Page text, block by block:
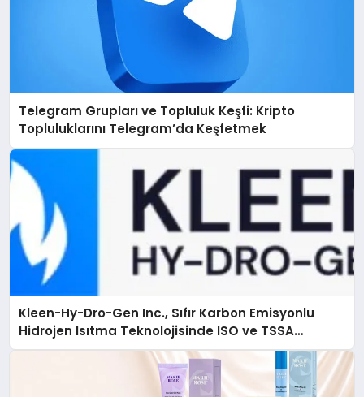
Telegram Grupları ve Topluluk Keşfi: Kripto
Topluluklarını Telegram’da Keşfetmek
Kleen-Hy-Dro-Gen Inc., Sıfır Karbon Emisyonlu
Hidrojen Isıtma Teknolojisinde ISO ve TSSA
Düzenleyici Onaylarını Aldı